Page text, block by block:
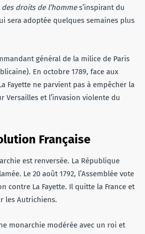
droits de l’hommes’inspirant du
sera adoptée quelques semaines plus
général de la milice de Paris
En octobre 1789, face aux
Fayette ne parvient pas à empêcher la
Versailles et l’invasion violente du
Française
est renversée. La République
Le 20 août 1792, l’Assemblée vote
contre La Fayette. Il quitte la France et
les Autrichiens.
monarchie modérée avec un roi et